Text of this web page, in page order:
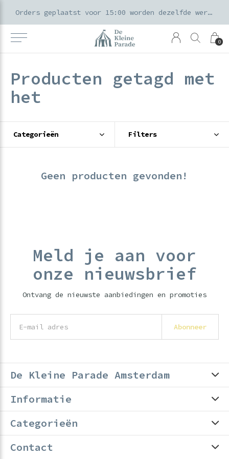
0
Orders geplaatst voor 15:00 worden dezelfde werkdag verzonden
Producten getagd met
het
Categorieën Filters
Geen producten gevonden!
Meld je aan voor
onze nieuwsbrief
Ontvang de nieuwste aanbiedingen en promoties
Abonneer
De Kleine Parade Amsterdam
Informatie
Categorieën
Contact